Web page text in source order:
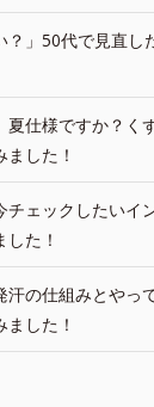
？」50代で見直
夏仕様ですか？く
した！
チェックしたいイ
た！
汗の仕組みとやっ
した！